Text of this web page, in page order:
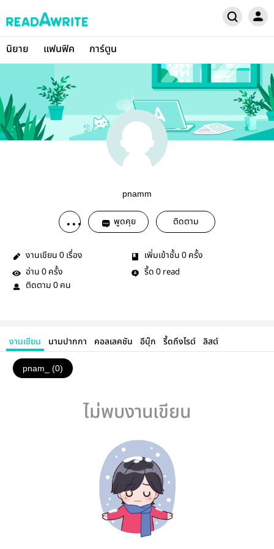
นิยาย แฟนฟิค การ์ตูน
pnamm
พูดคุย ติดตาม
งานเขียน 0 เรื่อง เพิ่มเข้าชั้น 0 ครั้ง
อ่าน 0 ครั้ง รี้ด 0 read
ติดตาม 0 คน
งานเขียน นามปากกา คอลเลคชัน อีบุ๊ก รี้ดถึงไรต์ ลิสต์
pnam_ (0)
ไม่พบงานเขียน